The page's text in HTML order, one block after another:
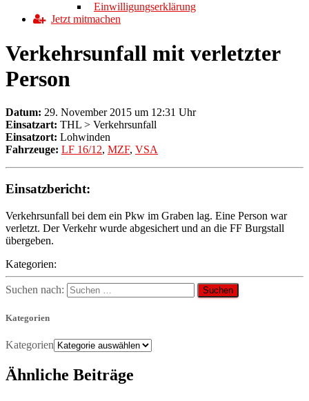
Einwilligungserklärung
Jetzt mitmachen
Verkehrsunfall mit verletzter
Person
Datum: 29. November 2015 um 12:31 Uhr
Einsatzart: THL > Verkehrsunfall
Einsatzort: Lohwinden
Fahrzeuge: LF 16/12, MZF, VSA
Einsatzbericht:
Verkehrsunfall bei dem ein Pkw im Graben lag. Eine Person war
verletzt. Der Verkehr wurde abgesichert und an die FF Burgstall
übergeben.
Kategorien:
Suchen nach:
Kategorien
Kategorien
Ähnliche Beiträge